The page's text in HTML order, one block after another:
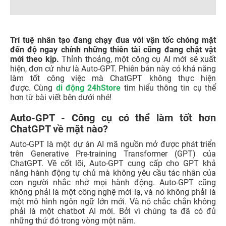
Trí tuệ nhân tạo đang chạy đua với vận tốc chóng mặt
đến độ ngay chính những thiên tài cũng đang chật vật
mới theo kịp.Thỉnh thoảng, một công cụ AI mới sẽ xuất
hiện, đơn cử như là Auto-GPT. Phiên bản này có khả năng
làm tốt công việc mà ChatGPT không thực hiện
được. Cùng di động 24hStore tìm hiểu thông tin cụ thể
hơn từ bài viết bên dưới nhé!
Auto-GPT - Công cụ có thể làm tốt hơn
ChatGPT về mặt nào?
Auto-GPT là một dự án AI mã nguồn mở được phát triển
trên Generative Pre-training Transformer (GPT) của
ChatGPT. Về cốt lõi, Auto-GPT cung cấp cho GPT khả
năng hành động tự chủ mà không yêu cầu tác nhân của
con người nhắc nhở mọi hành động. Auto-GPT cũng
không phải là một công nghệ mới lạ, và nó không phải là
một mô hình ngôn ngữ lớn mới. Và nó chắc chắn không
phải là một chatbot AI mới. Bởi vì chúng ta đã có đủ
những thứ đó trong vòng một năm.